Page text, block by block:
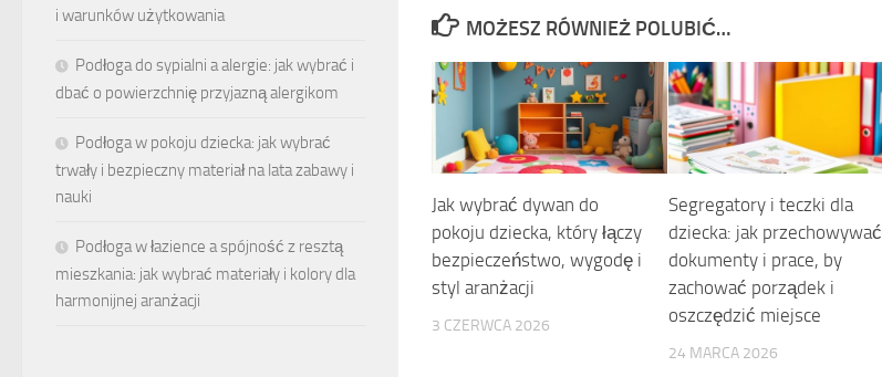
MOŻESZ RÓWNIEŻ POLUBIĆ…
Jak wybrać dywan do
pokoju dziecka, który łączy
bezpieczeństwo, wygodę i
styl aranżacji
3 CZERWCA 2026
Segregatory i teczki dla
dziecka: jak przechowywać
dokumenty i prace, by
zachować porządek i
oszczędzić miejsce
24 MARCA 2026
i warunków użytkowania
Podłoga do sypialni a alergie: jak wybrać i
dbać o powierzchnię przyjazną alergikom
Podłoga w pokoju dziecka: jak wybrać
trwały i bezpieczny materiał na lata zabawy i
nauki
Podłoga w łazience a spójność z resztą
mieszkania: jak wybrać materiały i kolory dla
harmonijnej aranżacji